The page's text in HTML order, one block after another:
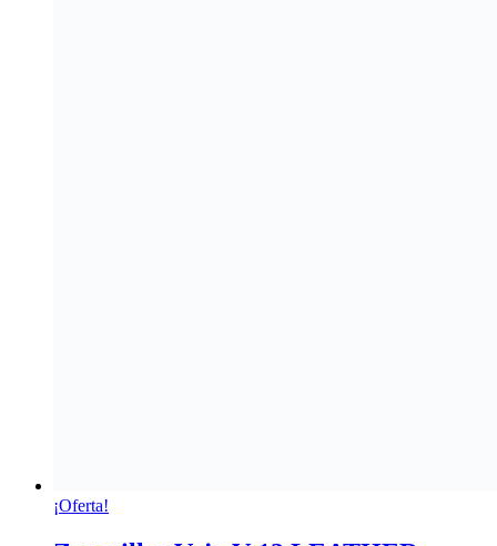
¡Oferta!